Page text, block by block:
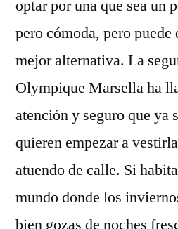
optar por una que sea un
pero cómoda, pero puede
mejor alternativa. La
Olympique Marsella ha
atención y seguro que ya
quieren empezar a
atuendo de calle. Si
mundo donde los
bien gozas de noches